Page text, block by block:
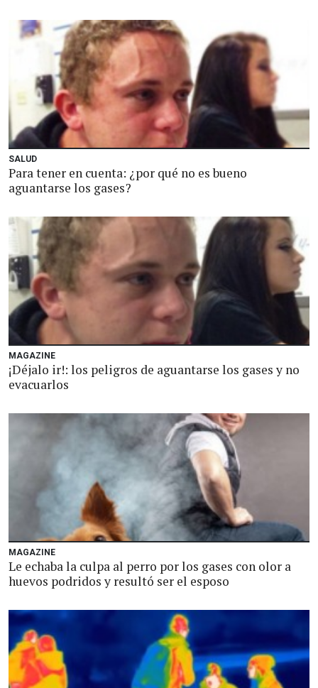
SALUD
Para tener en cuenta: ¿por qué no es bueno
aguantarse los gases?
MAGAZINE
¡Déjalo ir!: los peligros de aguantarse los gases y no
evacuarlos
MAGAZINE
Le echaba la culpa al perro por los gases con olor a
huevos podridos y resultó ser el esposo